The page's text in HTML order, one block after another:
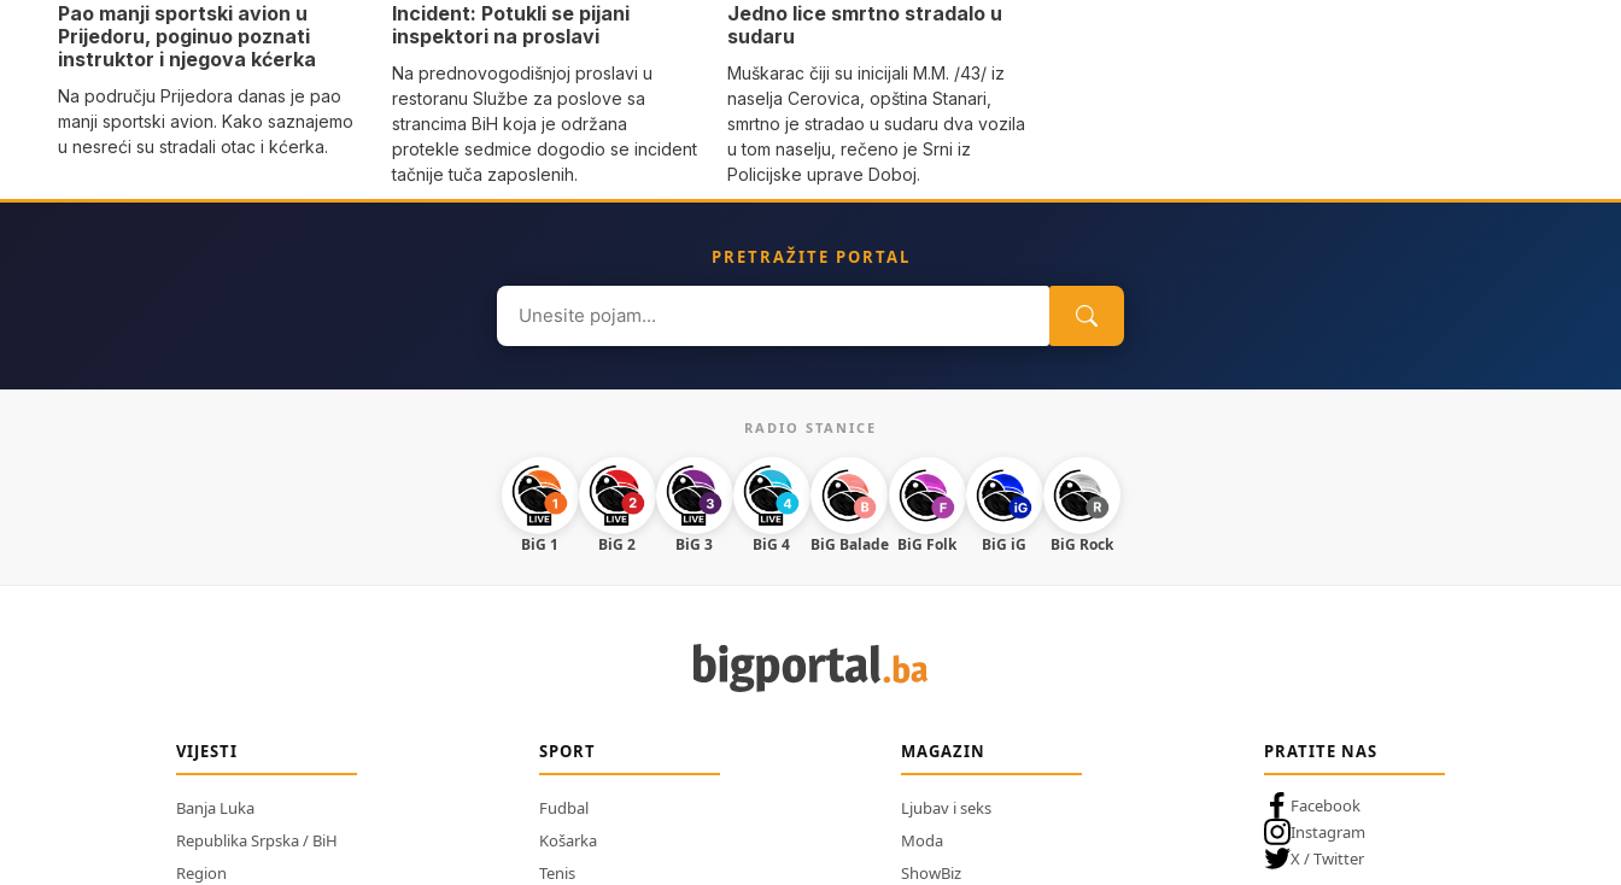
Pao manji sportski avion u
Prijedoru, poginuo poznati
instruktor i njegova kćerka
Na području Prijedora danas je pao
manji sportski avion. Kako saznajemo
u nesreći su stradali otac i kćerka.
Incident: Potukli se pijani
inspektori na proslavi
Na prednovogodišnjoj proslavi u
restoranu Službe za poslove sa
strancima BiH koja je održana
protekle sedmice dogodio se incident
tačnije tuča zaposlenih.
Јedno lice smrtno stradalo u
sudaru
Muškarac čiji su inicijali M.M. /43/ iz
naselja Cerovica, opština Stanari,
smrtno je stradao u sudaru dva vozila
u tom naselju, rečeno je Srni iz
Policijske uprave Doboj.
PRETRAŽITE PORTAL
Search
for:
RADIO STANICE
BiG 1 BiG 2 BiG 3 BiG 4 BiG Balade BiG Folk BiG iG BiG Rock
VIJESTI
Banja Luka
Republika Srpska / BiH
Region
SPORT
Fudbal
Košarka
Tenis
MAGAZIN
Ljubav i seks
Moda
ShowBiz
PRATITE NAS
Facebook
Instagram
X / Twitter